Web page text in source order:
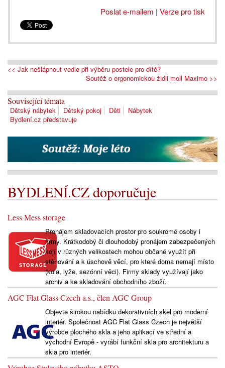
Poslat e-mailem | Verze pro tisk
<< Jak nešlápnout vedle při výběru postele pro dítě?
Soutěž o ergonomickou židli moll Maximo >>
Související témata
Dětský nábytek Dětský pokoj Děti
Nábytek
Bydlení.cz představuje
BYDLENÍ.CZ doporučuje
Less Mess storage
Pronájem skladovacích prostor pro soukromé osoby i
firmy. Krátkodobý či dlouhodobý pronájem zabezpečených
kójí v různých velikostech mohou občané využít při
stěhování a k úschově věcí, pro které doma nemají místo
(kola, lyže, sezónní věci). Firmy sklady využívají jako
archiv a ke skladování obchodního zboží.
AGC Flat Glass Czech a.s., člen AGC Group
Objevte širokou nabídku dekorativních skel pro moderní
interiér. Společnost AGC Flat Glass Czech je největší
výrobce plochého skla a jeho aplikací ve střední a
východní Evropě - vyrábí funkční skla pro architekturu a
skla pro interiér.